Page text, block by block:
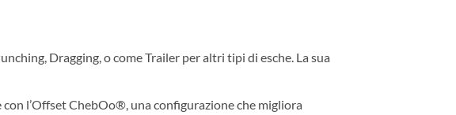
Dragging, o come Trailer per altri tipi di esche. La sua
l’Offset ChebOo®, una configurazione che migliora